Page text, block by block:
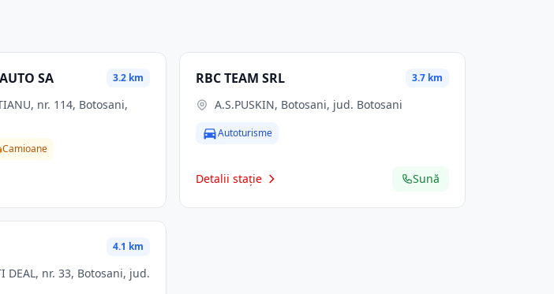
SA 3.2 km
Camioane
RBC TEAM SRL 3.7 km
A.S.PUSKIN, Botosani, jud. Botosani
Autoturisme
Detalii stație Sună
4.1 km